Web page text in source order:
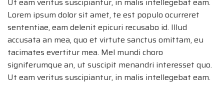
Lorem ipsum dolor sit amet, te est populo ocurreret
sententiae, eam delenit epicuri recusabo id. Illud
accusata an mea, quo et virtute sanctus omittam, eu
tacimates evertitur mea. Mel mundi choro
signiferumque an, ut suscipit menandri interesset quo.
Ut eam veritus suscipiantur, in malis intellegebat eam.